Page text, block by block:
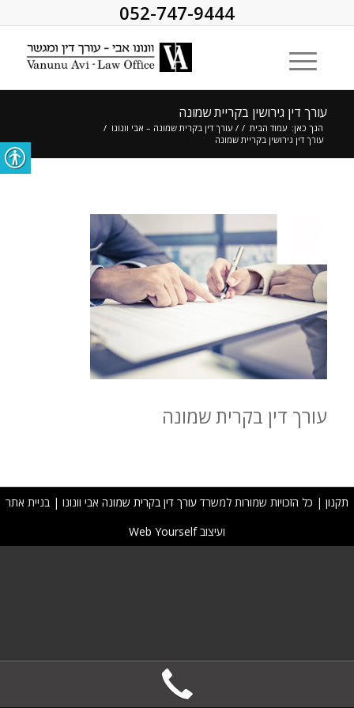
052-747-9444
עורך דין גירושין בקריית שמונה
הנך כאן: עמוד הבית /
/ עורך דין בקרית שמונה – אבי וונונו /
עורך דין גירושין בקריית שמונה
עורך דין בקרית שמונה
תקנון | כל הזכויות שמורות למשרד עורך דין בקרית שמונה אבי וונונו | בניית אתר
ועיצובWeb Yourself